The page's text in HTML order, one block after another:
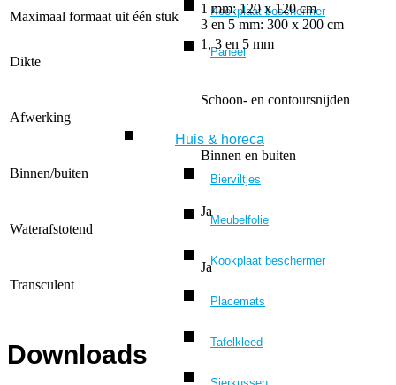
Kookplaat beschermer
Paneel
Huis & horeca
Bierviltjes
Meubelfolie
Kookplaat beschermer
Placemats
Tafelkleed
Maximaal formaat uit één stuk
1 mm: 120 x 120 cm
3 en 5 mm: 300 x 200 cm
Dikte
1, 3 en 5 mm
Afwerking
Schoon- en contoursnijden
Binnen/buiten
Binnen en buiten
Waterafstotend
Ja
Transculent
Ja
Downloads